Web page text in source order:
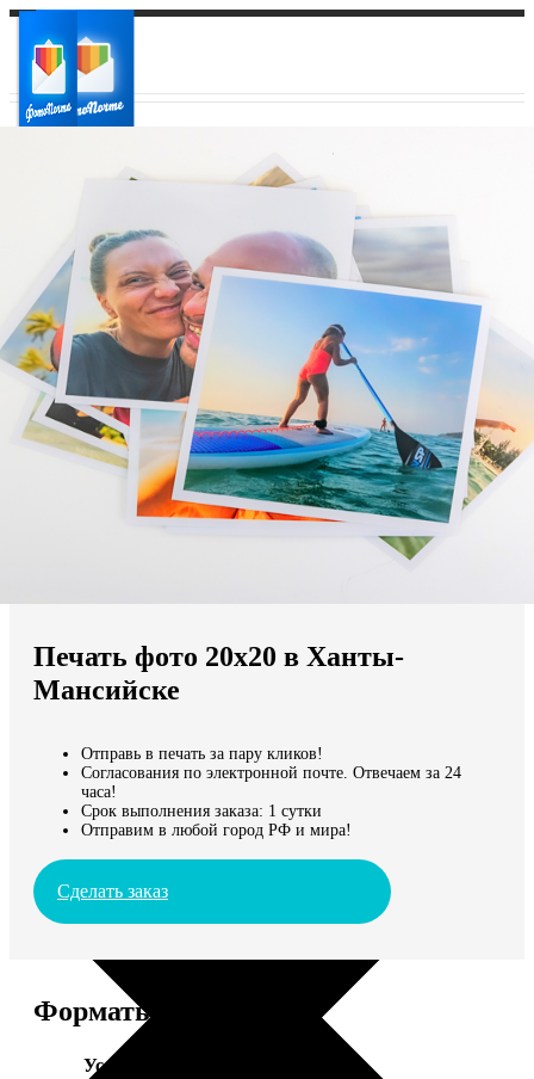
Ваш регион доставки
Выберите из списка:
Мы доставляем по всему миру
Продолжить без города
Печать фото 20х20 в Ханты-
Мансийске
Отправь в печать за пару кликов!
Согласования по электронной почте. Отвечаем за 24
часа!
Срок выполнения заказа: 1 сутки
Отправим в любой город РФ и мира!
Сделать заказ
Форматы и цены
Услуга